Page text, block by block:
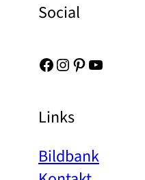
Social
Facebook Instagram Pinterest YouTube
Links
Bildbank